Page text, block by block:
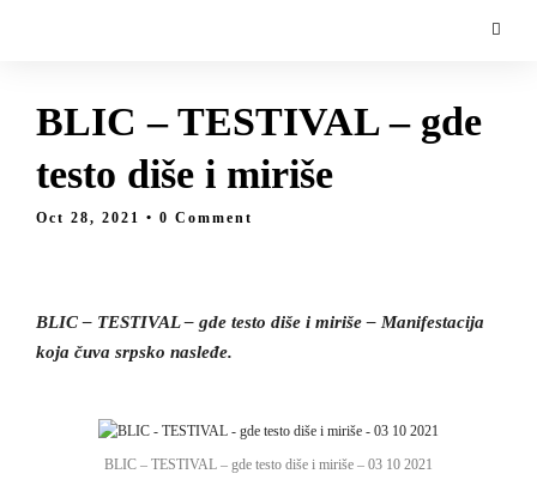
BLIC – TESTIVAL – gde
testo diše i miriše
Oct 28, 2021 • 0 Comment
BLIC – TESTIVAL – gde testo diše i miriše – Manifestacija
koja čuva srpsko nasleđe.
BLIC – TESTIVAL – gde testo diše i miriše – 03 10 2021